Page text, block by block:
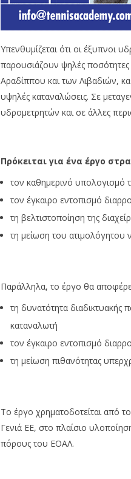
Υπενθυμίζεται ότι οι έξυπνοι
παρουσιάζουν ψηλές ποσότητες
Αραδίππου και των Λιβαδιών,
υψηλές καταναλώσεις. Σε
υδρομετρητών και σε άλλες
Πρόκειται για ένα έργο
τον καθημερινό υπολογισμό
τον έγκαιρο εντοπισμό
τη βελτιστοποίηση της
τη μείωση του ατιμολόγητου
Παράλληλα, το έργο θα
τη δυνατότητα
καταναλωτή
τον έγκαιρο εντοπισμό
τη μείωση πιθανότητας
Tο έργο χρηματοδοτείται από
Γενιά ΕΕ, στο πλαίσιο
πόρους του ΕΟΑΛ.